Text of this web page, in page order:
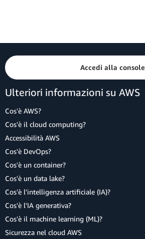
Accedi alla console
Ulteriori informazioni su AWS
Cos'è AWS?
Cos'è il cloud computing?
Accessibilità AWS
Cos'è DevOps?
Cos'è un container?
Cos'è un data lake?
Cos'è l'intelligenza artificiale (IA)?
Cos'è l'IA generativa?
Cos'è il machine learning (ML)?
Sicurezza nel cloud AWS